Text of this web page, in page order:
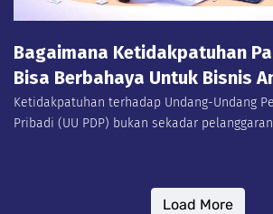
Bagaimana Ketidakpatuhan
Bisa Berbahaya Untuk Bisnis
Ketidakpatuhan terhadap Undang-Undang
Pribadi (UU PDP) bukan sekadar pelanggaran
Load More